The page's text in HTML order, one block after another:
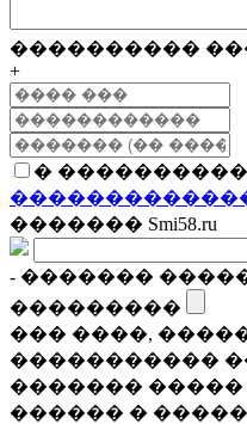
����������
+
�
������� Smi58.ru
- �������
���������
��� ����,
�����������
�������
������ �